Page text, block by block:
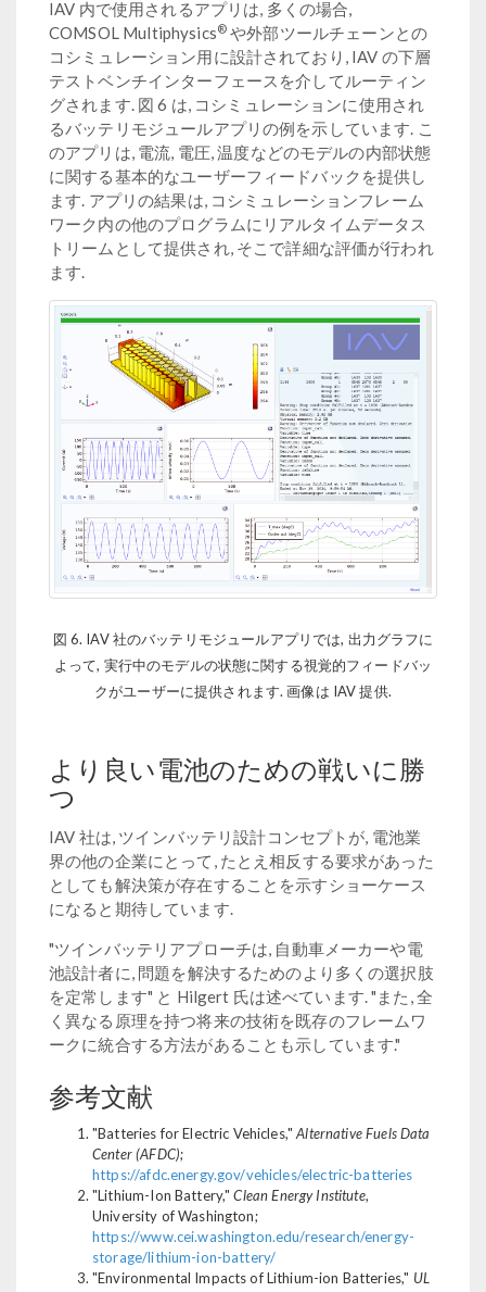
IAV 内で使用されるアプリは, 多くの場合,
COMSOL Multiphysics® や外部ツールチェーンとの
コシミュレーション用に設計されており, IAV の下層
テストベンチインターフェースを介してルーティン
グされます. 図 6 は, コシミュレーションに使用され
るバッテリモジュールアプリの例を示しています. こ
のアプリは, 電流, 電圧, 温度などのモデルの内部状態
に関する基本的なユーザーフィードバックを提供し
ます. アプリの結果は, コシミュレーションフレーム
ワーク内の他のプログラムにリアルタイムデータス
トリームとして提供され, そこで詳細な評価が行われ
ます.
図 6. IAV 社のバッテリモジュールアプリでは, 出力グラフに
よって, 実行中のモデルの状態に関する視覚的フィードバッ
クがユーザーに提供されます. 画像は IAV 提供.
より良い電池のための戦いに勝
つ
IAV 社は, ツインバッテリ設計コンセプトが, 電池業
界の他の企業にとって, たとえ相反する要求があった
としても解決策が存在することを示すショーケース
になると期待しています.
"ツインバッテリアプローチは, 自動車メーカーや電
池設計者に, 問題を解決するためのより多くの選択肢
を定常します" と Hilgert 氏は述べています. "また, 全
く異なる原理を持つ将来の技術を既存のフレームワ
ークに統合する方法があることも示しています."
参考文献
"Batteries for Electric Vehicles,"Alternative Fuels Data
Center (AFDC);
https://afdc.energy.gov/vehicles/electric-batteries
"Lithium-Ion Battery,"Clean Energy Institute,
University of Washington;
https://www.cei.washington.edu/research/energy-
storage/lithium-ion-battery/
"Environmental Impacts of Lithium-ion Batteries," UL